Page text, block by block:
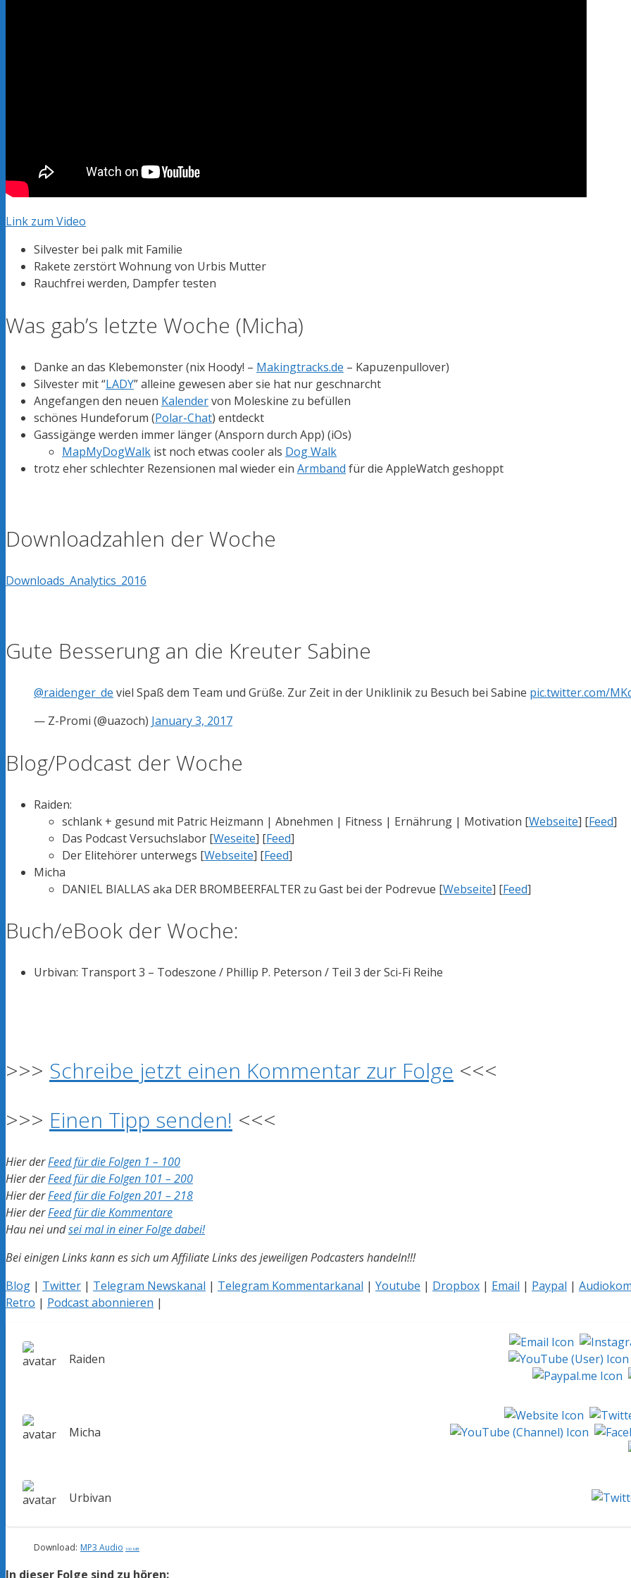
Link zum Video
Silvester bei palk mit Familie
Rakete zerstört Wohnung von Urbis Mutter
Rauchfrei werden, Dampfer testen
Was gab’s letzte Woche (Micha)
Danke an das Klebemonster (nix Hoody! – Makingtracks.de – Kapuzenpullover)
Silvester mit “LADY” alleine gewesen aber sie hat nur geschnarcht
Angefangen den neuen Kalendervon Moleskine zu befüllen
schönes Hundeforum (Polar-Chat) entdeckt
Gassigänge werden immer länger (Ansporn durch App) (iOs)
MapMyDogWalk ist noch etwas cooler als Dog Walk
trotz eher schlechter Rezensionen mal wieder ein Armband für die AppleWatch geshoppt
Downloadzahlen der Woche
Downloads_Analytics_2016
Gute Besserung an die Kreuter Sabine
@raidenger_de viel Spaß dem Team und Grüße. Zur Zeit in der Uniklinik zu Besuch bei Sabine pic.twitter.com/
— Z-Promi (@uazoch) January 3, 2017
Blog/Podcast der Woche
Raiden:
schlank + gesund mit Patric Heizmann | Abnehmen | Fitness | Ernährung | Motivation [Webseite] [Feed]
Das Podcast Versuchslabor [Weseite] [Feed]
Der Elitehörer unterwegs [Webseite] [Feed]
Micha
DANIEL BIALLAS aka DER BROMBEERFALTER zu Gast bei der Podrevue [Webseite] [Feed]
Buch/eBook der Woche:
Urbivan: Transport 3 – Todeszone / Phillip P. Peterson / Teil 3 der Sci-Fi Reihe
>>> Schreibe jetzt einen Kommentar zur Folge <<<
>>> Einen Tipp senden! <<<
Hier derFeed für die Folgen 1 – 100
Hier derFeed für die Folgen 101 – 200
Hier derFeed für die Folgen 201 – 218
Hier derFeed für die Kommentare
Hau nei undsei mal in einer Folge dabei!
Bei einigen Links kann es sich um Affiliate Links des jeweiligen Podcasters handeln!!!
Blog | Twitter | Telegram Newskanal | Telegram Kommentarkanal | Youtube | Dropbox | Email | Paypal |
Retro | Podcast abonnieren |
Raiden
Micha
Urbivan
Download: MP3 Audio 100 MB
In dieser Folge sind zu hören: